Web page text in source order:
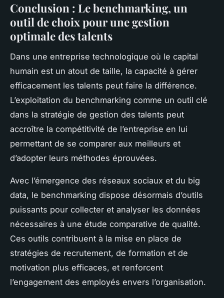
Conclusion : Le benchmarking, un
outil de choix pour une gestion
optimale des talents
Dans une entreprise technologique où le capital
humain est un atout de taille, la capacité à gérer
efficacement les talents peut faire la différence.
L’exploitation du benchmarking comme un outil clé
dans la stratégie de gestion des talents peut
accroître la compétitivité de l’entreprise en lui
permettant de se comparer aux meilleurs et
d’adopter leurs méthodes éprouvées.
Avec l’émergence des réseaux sociaux et du big
data, le benchmarking dispose désormais d’outils
puissants pour collecter et analyser les données
nécessaires à une étude comparative de qualité.
Ces outils contribuent à la mise en place de
stratégies de recrutement, de formation et de
motivation plus efficaces, et renforcent
l’engagement des employés envers l’organisation.